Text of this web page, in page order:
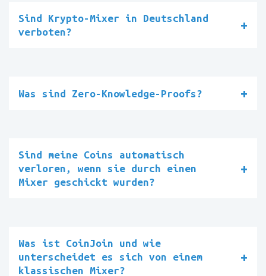
Sind Krypto-Mixer in Deutschland
verboten?
Was sind Zero-Knowledge-Proofs?
Sind meine Coins automatisch
verloren, wenn sie durch einen
Mixer geschickt wurden?
Was ist CoinJoin und wie
unterscheidet es sich von einem
klassischen Mixer?